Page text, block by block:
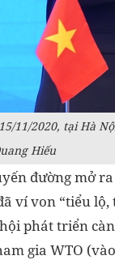
11/2020, tại Hà
Hiếu
đường mở
ví von “tiểu
phát triển
gia WTO